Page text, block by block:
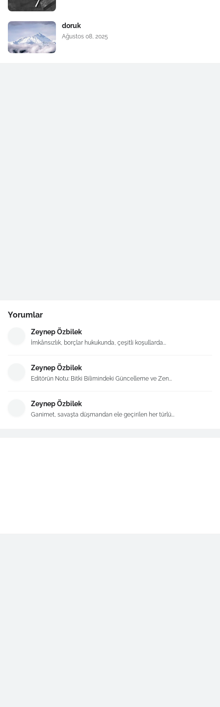
doruk
Ağustos 08, 2025
Yorumlar
Zeynep Özbilek
İmkânsızlık, borçlar hukukunda, çeşitli koşullarda...
Zeynep Özbilek
Editörün Notu: Bitki Bilimindeki Güncelleme ve Zen...
Zeynep Özbilek
Ganimet, savaşta düşmandan ele geçirilen her türlü...